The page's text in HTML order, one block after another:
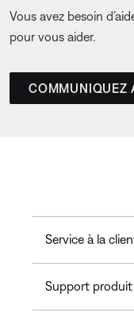
Vous avez besoin
pour vous aider.
COMMUNIQUEZ
Service à la
Support produit